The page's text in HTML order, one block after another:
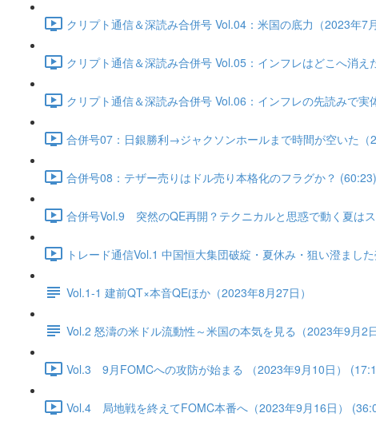
クリプト通信＆深読み合併号 Vol.04：米国の底力（2023年7
クリプト通信＆深読み合併号 Vol.05：インフレはどこへ消
クリプト通信＆深読み合併号 Vol.06：インフレの先読みで
合併号07：日銀勝利→ジャクソンホールまで時間が空いた（
合併号08：テザー売りはドル売り本格化のフラグか？ (60:23)
合併号Vol.9 突然のQE再開？テクニカルと思惑で動く夏は
トレード通信Vol.1 中国恒⼤集団破綻・夏休み・狙い澄まし
Vol.1-1 建前QT×本音QEほか（2023年8月27日）
Vol.2 怒濤の米ドル流動性～米国の本気を見る（2023年9月2日
Vol.3 9月FOMCへの攻防が始まる （2023年9月10日）
Vol.4 局地戦を終えてFOMC本番へ（2023年9月16日）